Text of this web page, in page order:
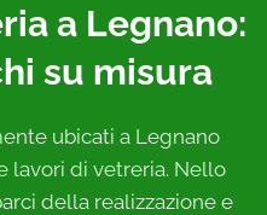
a Legnano:
su misura
ubicati a Legnano
lavori di vetreria. Nello
della realizzazione e